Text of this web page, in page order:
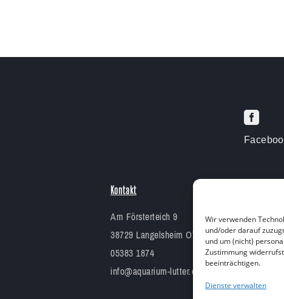
Wir verwenden
und/oder darauf
und um (nicht)
Zustimmung
beeinträchtigen.
Dienste verwalten

Kontakt
Am Försterteich 9
38729 Langelsheim OT Lutter am Barenberge
05383 1874
info@aquarium-lutter.de